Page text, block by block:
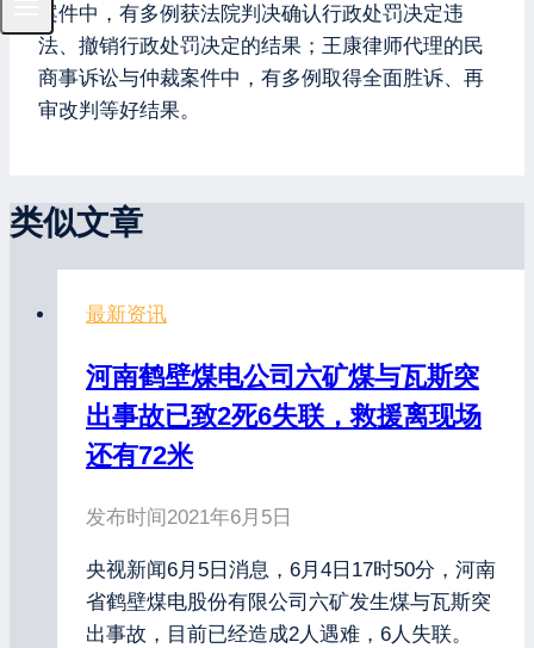
案件中，有多例获法院判决确认行政处罚决定违
法、撤销行政处罚决定的结果；王康律师代理的民
商事诉讼与仲裁案件中，有多例取得全面胜诉、再
审改判等好结果。
类似文章
最新资讯
河南鹤壁煤电公司六矿煤与瓦斯突
出事故已致2死6失联，救援离现场
还有72米
发布时间2021年6月5日
央视新闻6月5日消息，6月4日17时50分，河南
省鹤壁煤电股份有限公司六矿发生煤与瓦斯突
出事故，目前已经造成2人遇难，6人失联。